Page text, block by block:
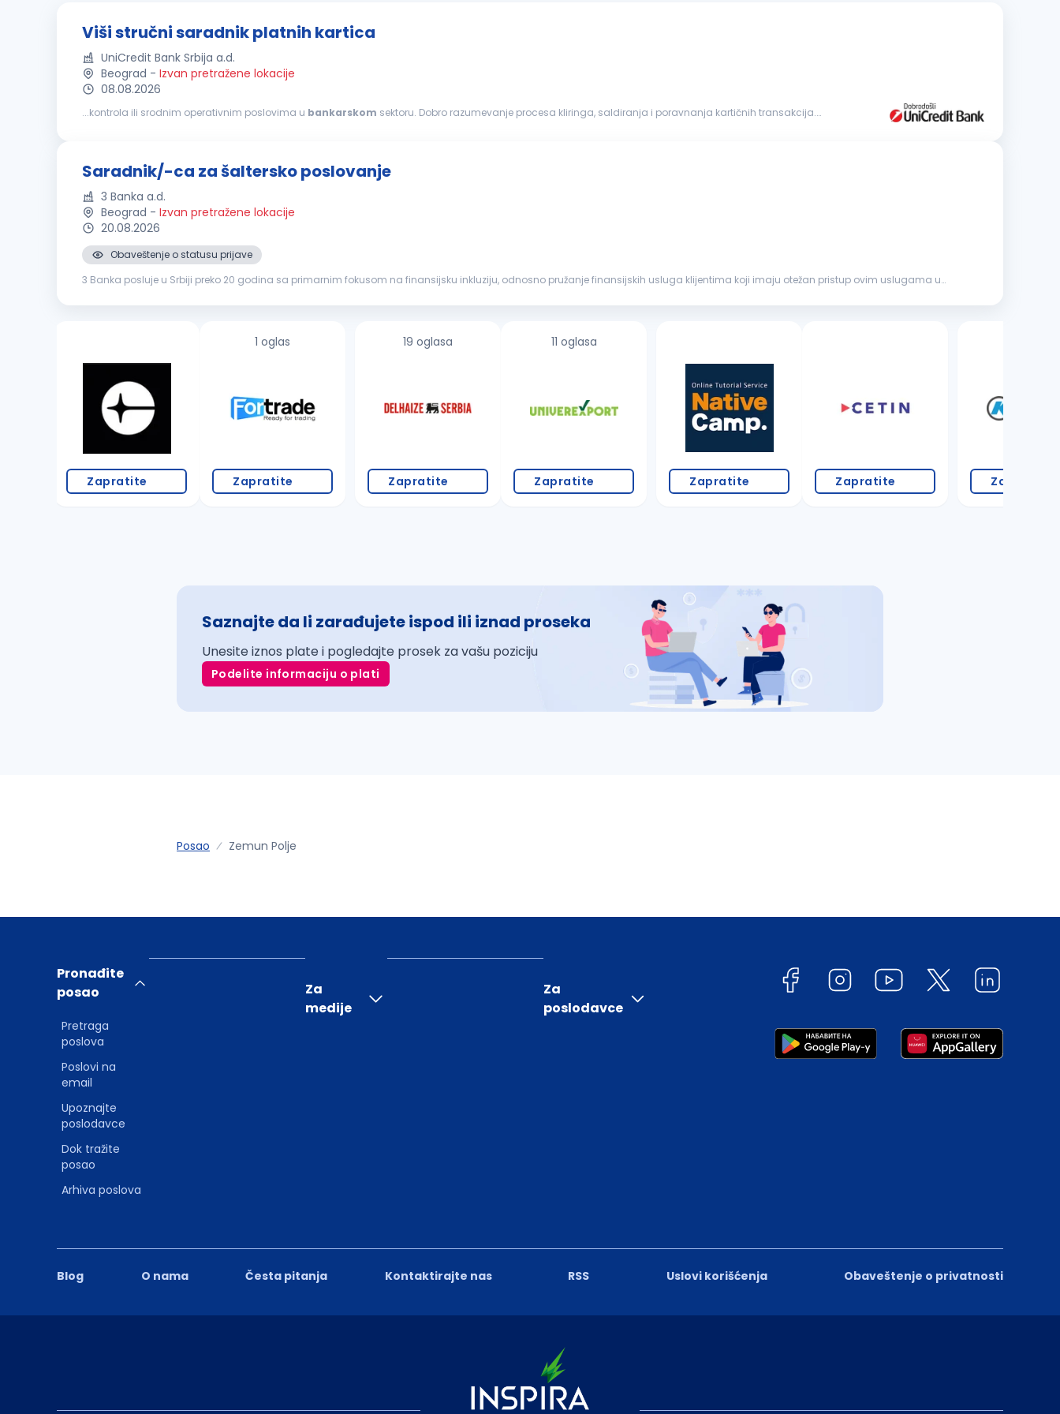
Viši stručni saradnik platnih kartica
UniCredit Bank Srbija a.d.
Beograd - Izvan pretražene lokacije
08.08.2026
...kontrola ili srodnim operativnim poslovima u bankarskom sektoru. Dobro razumevanje procesa kliringa, saldiranja i poravnanja kartičnih transakcija.
Saradnik/-ca za šaltersko poslovanje
3 Banka a.d.
Beograd - Izvan pretražene lokacije
20.08.2026
Obaveštenje o statusu prijave
3 Banka posluje u Srbiji preko 20 godina sa primarnim fokusom na finansijsku inkluziju, odnosno pružanje finansijskih usluga klijentima koji imaju otežan pristup ovim uslugama u
Zapratite
1 oglas
Zapratite
19 oglasa
Zapratite
11 oglasa
Zapratite Zapratite Zapratite Zapratite
Saznajte da li zarađujete ispod ili iznad proseka
Unesite iznos plate i pogledajte prosek za vašu poziciju
Podelite informaciju o plati
Posao Zemun Polje
Blog O nama Česta pitanja Kontaktirajte nas RSS Uslovi korišćenja Obaveštenje o privatnosti
Pronađite
posao
Pretraga
poslova
Poslovi na
email
Upoznajte
poslodavce
Dok tražite
posao
Arhiva poslova
Za
medije
Za
poslodavce